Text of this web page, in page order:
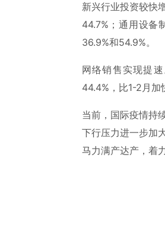
新兴行业投资较快
44.7%；通用设备
36.9%和54.9%。
网络销售实现提
44.4%，比1-2月加
当前，国际疫情持
下行压力进一步加
马力满产达产，着